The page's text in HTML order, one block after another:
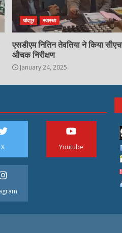
चांदपुर स्वास्थ्य
एसडीएम नितिन तेवतिया ने किया
औचक निरीक्षण
January 24, 2025
X Youtube